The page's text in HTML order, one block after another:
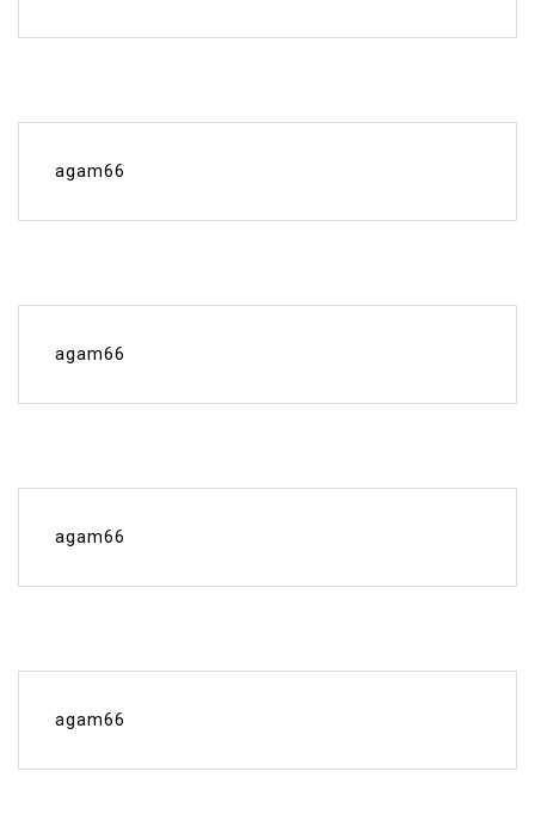
agam66
agam66
agam66
agam66